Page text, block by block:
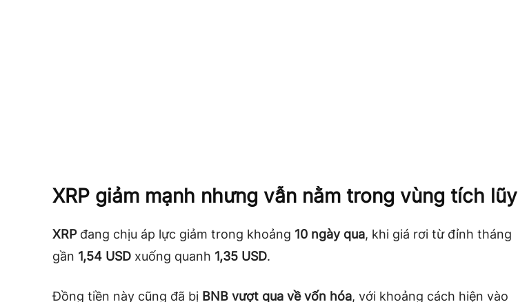
XRP giảm mạnh nhưng vẫn nằm trong vùng tích lũy
XRPđang chịu áp lực giảm trong khoảng 10 ngày qua, khi giá rơi từ đỉnh tháng
gần 1,54 USD xuống quanh 1,35 USD.
Đồng tiền này cũng đã bị BNB vượt qua về vốn hóa, với khoảng cách hiện vào